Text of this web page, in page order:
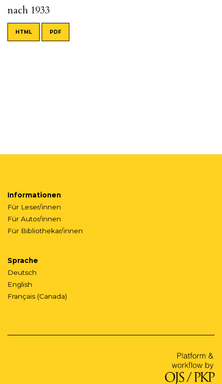
nach 1933
HTML PDF
Informationen
Für Leser/innen
Für Autor/innen
Für Bibliothekar/innen
Sprache
Deutsch
English
Français (Canada)